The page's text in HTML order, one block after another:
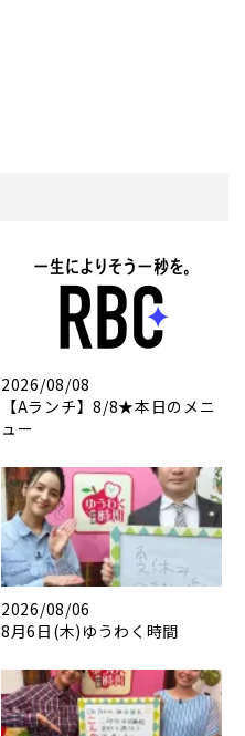
2026/08/08
【Aランチ】8/8★本日のメニ
ュー
2026/08/06
8月6日(木)ゆうわく時間